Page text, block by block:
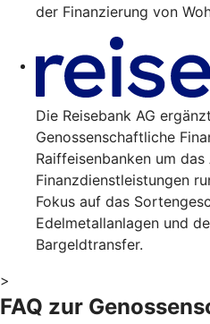
der Finanzierung von
Die Reisebank AG
Genossenschaftliche
Raiffeisenbanken um
Finanzdienstleistungen
Fokus auf das
Edelmetallanlagen und
Bargeldtransfer.
>
FAQ zur